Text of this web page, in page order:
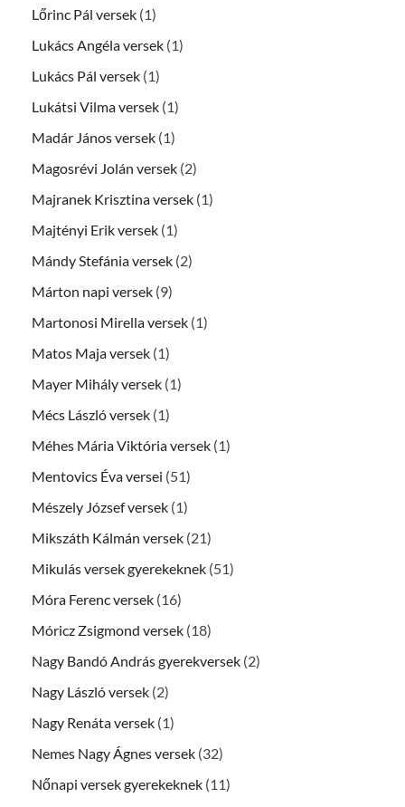
Lőrinc Pál versek (1)
Lukács Angéla versek (1)
Lukács Pál versek (1)
Lukátsi Vilma versek (1)
Madár János versek (1)
Magosrévi Jolán versek (2)
Majranek Krisztina versek (1)
Majtényi Erik versek (1)
Mándy Stefánia versek (2)
Márton napi versek (9)
Martonosi Mirella versek (1)
Matos Maja versek (1)
Mayer Mihály versek (1)
Mécs László versek (1)
Méhes Mária Viktória versek (1)
Mentovics Éva versei (51)
Mészely József versek (1)
Mikszáth Kálmán versek (21)
Mikulás versek gyerekeknek (51)
Móra Ferenc versek (16)
Móricz Zsigmond versek (18)
Nagy Bandó András gyerekversek (2)
Nagy László versek (2)
Nagy Renáta versek (1)
Nemes Nagy Ágnes versek (32)
Nőnapi versek gyerekeknek (11)